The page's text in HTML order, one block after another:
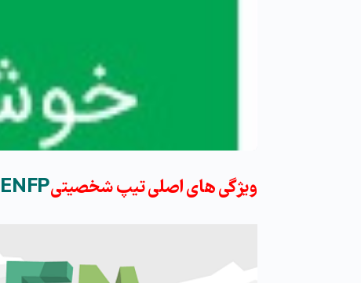
ویژگی های اصلی تیپ شخصیتیENFP